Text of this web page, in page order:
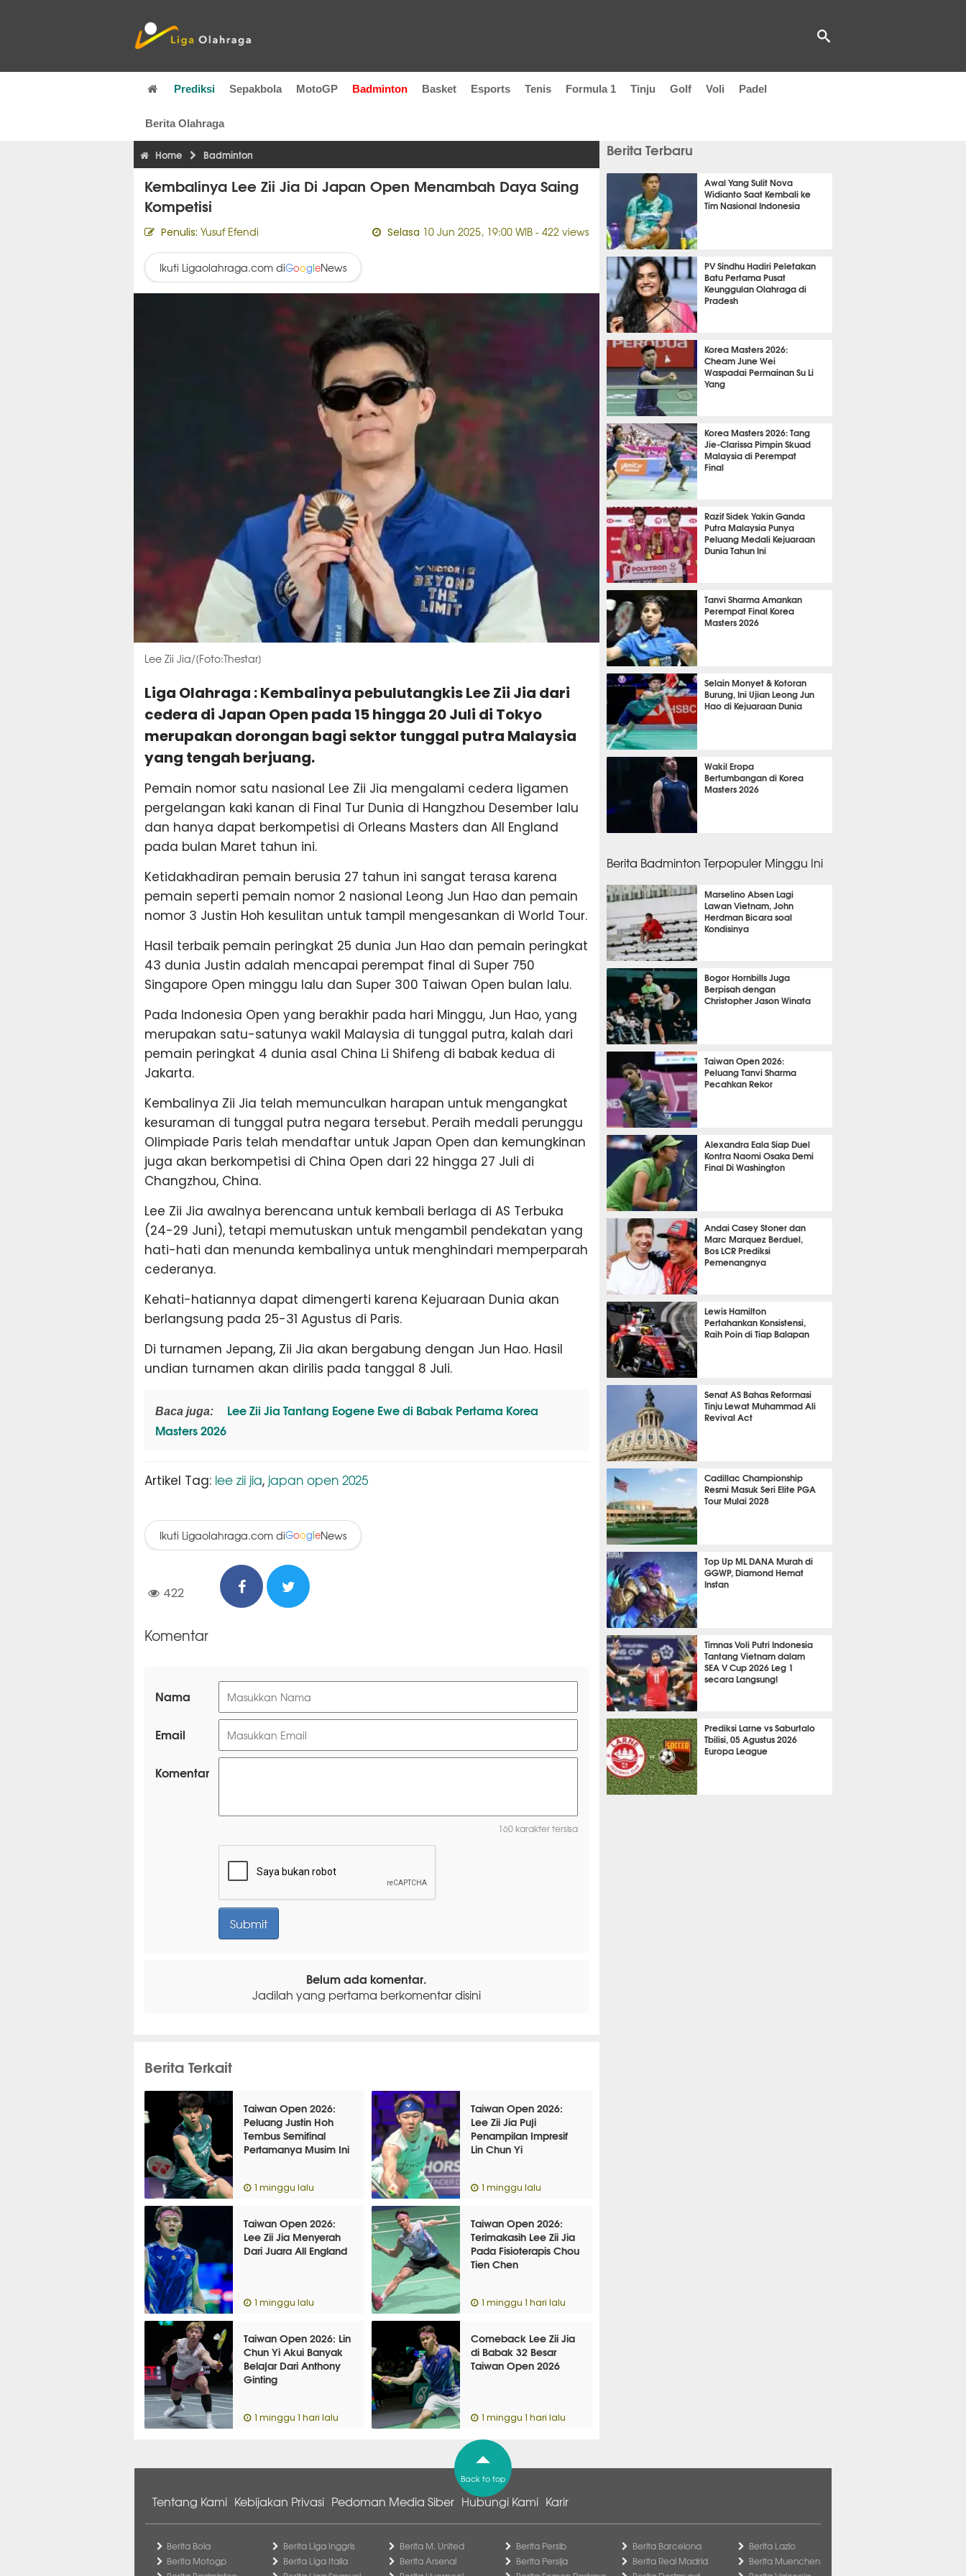
Prediksi Sepakbola MotoGP Badminton Basket Esports Tenis Formula 1 Tinju Golf Voli Padel
Berita Olahraga
Home Badminton
Kembalinya Lee Zii Jia Di Japan Open Menambah Daya Saing
Kompetisi
Penulis: Yusuf Efendi Selasa 10 Jun 2025, 19:00 WIB- 422 views
Ikuti Ligaolahraga.com diGoogleNews
Lee Zii Jia/[Foto:Thestar]
Liga Olahraga : Kembalinya pebulutangkis Lee Zii Jia dari
cedera di Japan Open pada 15 hingga 20 Juli di Tokyo
merupakan dorongan bagi sektor tunggal putra Malaysia
yang tengah berjuang.
Pemain nomor satu nasional Lee Zii Jia mengalami cedera ligamen
pergelangan kaki kanan di Final Tur Dunia di Hangzhou Desember lalu
dan hanya dapat berkompetisi di Orleans Masters dan All England
pada bulan Maret tahun ini.
Ketidakhadiran pemain berusia 27 tahun ini sangat terasa karena
pemain seperti pemain nomor 2 nasional Leong Jun Hao dan pemain
nomor 3 Justin Hoh kesulitan untuk tampil mengesankan di World Tour.
Hasil terbaik pemain peringkat 25 dunia Jun Hao dan pemain peringkat
43 dunia Justin adalah mencapai perempat final di Super 750
Singapore Open minggu lalu dan Super 300 Taiwan Open bulan lalu.
Pada Indonesia Open yang berakhir pada hari Minggu, Jun Hao, yang
merupakan satu-satunya wakil Malaysia di tunggal putra, kalah dari
pemain peringkat 4 dunia asal China Li Shifeng di babak kedua di
Jakarta.
Kembalinya Zii Jia telah memunculkan harapan untuk mengangkat
kesuraman di tunggal putra negara tersebut. Peraih medali perunggu
Olimpiade Paris telah mendaftar untuk Japan Open dan kemungkinan
juga akan berkompetisi di China Open dari 22 hingga 27 Juli di
Changzhou, China.
Lee Zii Jia awalnya berencana untuk kembali berlaga di AS Terbuka
(24-29 Juni), tetapi memutuskan untuk mengambil pendekatan yang
hati-hati dan menunda kembalinya untuk menghindari memperparah
cederanya.
Kehati-hatiannya dapat dimengerti karena Kejuaraan Dunia akan
berlangsung pada 25-31 Agustus di Paris.
Di turnamen Jepang, Zii Jia akan bergabung dengan Jun Hao. Hasil
undian turnamen akan dirilis pada tanggal 8 Juli.
Baca juga:
Lee Zii Jia Tantang Eogene Ewe di Babak Pertama Korea
Masters 2026
Artikel Tag: lee zii jia, japan open 2025
Ikuti Ligaolahraga.com diGoogleNews
422
Komentar
Nama
Email
Komentar
160 karakter tersisa
Belum ada komentar.
Jadilah yang pertama berkomentar disini
Berita Terkait
Taiwan Open 2026:
Peluang Justin Hoh
Tembus Semifinal
Pertamanya Musim Ini
1 minggu lalu
Taiwan Open 2026:
Lee Zii Jia Puji
Penampilan Impresif
Lin Chun Yi
1 minggu lalu
Taiwan Open 2026:
Lee Zii Jia Menyerah
Dari Juara All England
1 minggu lalu
Taiwan Open 2026:
Terimakasih Lee Zii Jia
Pada Fisioterapis Chou
Tien Chen
1 minggu 1 hari lalu
Taiwan Open 2026: Lin
Chun Yi Akui Banyak
Belajar Dari Anthony
Ginting
1 minggu 1 hari lalu
Comeback Lee Zii Jia
di Babak 32 Besar
Taiwan Open 2026
1 minggu 1 hari lalu
Berita Terbaru
Awal Yang Sulit Nova
Widianto Saat Kembali ke
Tim Nasional Indonesia
2 jam 10 menit lalu
PV Sindhu Hadiri Peletakan
Batu Pertama Pusat
Keunggulan Olahraga di
Pradesh
2 jam 25 menit lalu
Korea Masters 2026:
Cheam June Wei
Waspadai Permainan Su Li
Yang
2 jam 40 menit lalu
Korea Masters 2026: Tang
Jie-Clarissa Pimpin Skuad
Malaysia di Perempat
Final
3 jam 25 menit lalu
Razif Sidek Yakin Ganda
Putra Malaysia Punya
Peluang Medali Kejuaraan
Dunia Tahun Ini
3 jam 55 menit lalu
Tanvi Sharma Amankan
Perempat Final Korea
Masters 2026
4 jam 25 menit lalu
Selain Monyet & Kotoran
Burung, Ini Ujian Leong Jun
Hao di Kejuaraan Dunia
7 jam 6 menit lalu
Wakil Eropa
Bertumbangan di Korea
Masters 2026
Berita Badminton Terpopuler Minggu Ini
Marselino Absen Lagi
Lawan Vietnam, John
Herdman Bicara soal
Kondisinya
SEPAK BOLA
Bogor Hornbills Juga
Berpisah dengan
Christopher Jason Winata
BASKET
Taiwan Open 2026:
Peluang Tanvi Sharma
Pecahkan Rekor
BADMINTON
Alexandra Eala Siap Duel
Kontra Naomi Osaka Demi
Final Di Washington
TENIS
Andai Casey Stoner dan
Marc Marquez Berduel,
Bos LCR Prediksi
Pemenangnya
MOTOGP
Lewis Hamilton
Pertahankan Konsistensi,
Raih Poin di Tiap Balapan
F1
Senat AS Bahas Reformasi
Tinju Lewat Muhammad Ali
Revival Act
TINJU
Cadillac Championship
Resmi Masuk Seri Elite PGA
Tour Mulai 2028
GOLF
Top Up ML DANA Murah di
GGWP, Diamond Hemat
Instan
ESPORTS
Timnas Voli Putri Indonesia
Tantang Vietnam dalam
SEA V Cup 2026 Leg 1
secara Langsung!
OLAHRAGA LAIN
Prediksi Larne vs Saburtalo
Tbilisi, 05 Agustus 2026
Europa League
Back to top
Tentang Kami Kebijakan Privasi Pedoman Media Siber Hubungi Kami Karir
Berita Bola
Berita Motogp
Berita Liga Inggris
Berita Liga Italia
Berita M. United
Berita Arsenal
Berita Persib
Berita Persija
Berita Barcelona
Berita Real Madrid
Berita Lazio
Berita Muenchen